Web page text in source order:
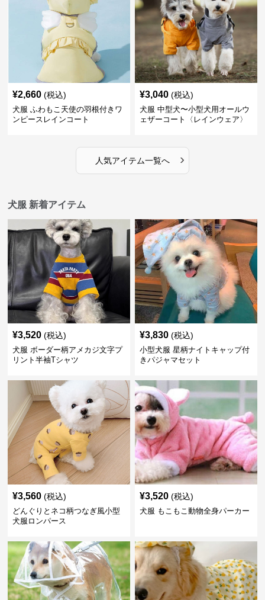
¥2,660 (税込)
犬服 ふわもこ天使の羽根付きワ
ンピースレインコート
¥3,040 (税込)
犬服 中型犬〜小型犬用オールウ
ェザーコート〈レインウェア〉
人気アイテム一覧へ ›
犬服 新着アイテム
¥3,520 (税込)
犬服 ボーダー柄アメカジ文字プ
リント半袖Tシャツ
¥3,830 (税込)
小型犬服 星柄ナイトキャップ付
きパジャマセット
¥3,560 (税込)
どんぐりとネコ柄つなぎ風小型
犬服ロンパース
¥3,520 (税込)
犬服 もこもこ動物全身パーカー